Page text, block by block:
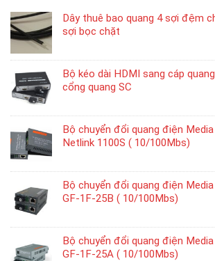
Dây thuê bao quang 4 sợi đệm
sợi bọc chặt
Bộ kéo dài HDMI sang cáp
cổng quang SC
Bộ chuyển đổi quang điện
Netlink 1100S ( 10/100Mbs)
Bộ chuyển đổi quang điện
GF-1F-25B ( 10/100Mbs)
Bộ chuyển đổi quang điện
GF-1F-25A ( 10/100Mbs)